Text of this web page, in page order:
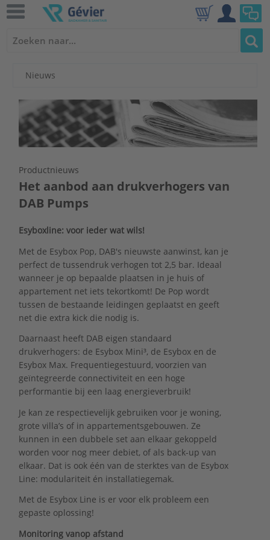
Nieuws
Productnieuws
Het aanbod aan drukverhogers van
DAB Pumps
Esyboxline: voor ieder wat wils!
Met de Esybox Pop, DAB's nieuwste aanwinst, kan je
perfect de tussendruk verhogen tot 2,5 bar. Ideaal
wanneer je op bepaalde plaatsen in je huis of
appartement net iets tekortkomt! De Pop wordt
tussen de bestaande leidingen geplaatst en geeft
net die extra kick die nodig is.
Daarnaast heeft DAB eigen standaard
drukverhogers: de Esybox Mini³, de Esybox en de
Esybox Max. Frequentiegestuurd, voorzien van
geïntegreerde connectiviteit en een hoge
performantie bij een laag energieverbruik!
Je kan ze respectievelijk gebruiken voor je woning,
grote villa’s of in appartementsgebouwen. Ze
kunnen in een dubbele set aan elkaar gekoppeld
worden voor nog meer debiet, of als back-up van
elkaar. Dat is ook één van de sterktes van de Esybox
Line: modulariteit én installatiegemak.
Met de Esybox Line is er voor elk probleem een
gepaste oplossing!
Monitoring vanop afstand